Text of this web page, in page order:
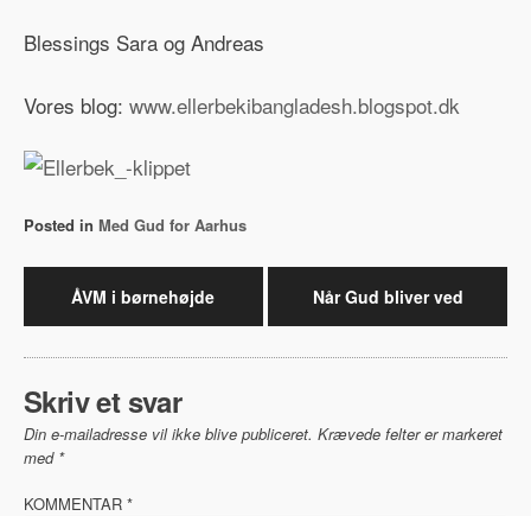
Blessings Sara og Andreas
Vores blog: www.ellerbekibangladesh.blogspot.dk
Posted in Med Gud for Aarhus
Indlægsnavigation
ÅVM i børnehøjde Når Gud bliver ved
Skriv et svar
Din e-mailadresse vil ikke blive publiceret. Krævede felter er markeret
med *
KOMMENTAR *